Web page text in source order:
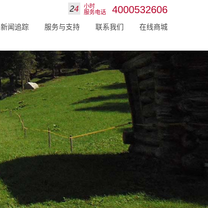
小时
服务电话 4000532606
新闻追踪 服务与支持 联系我们 在线商城